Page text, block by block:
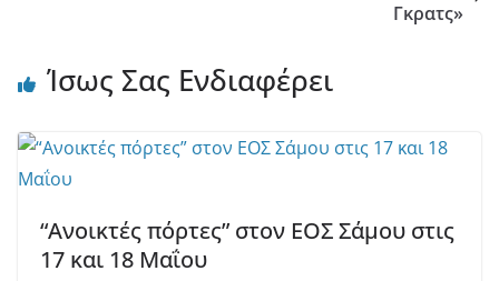
Γκρατς»
Ίσως Σας Ενδιαφέρει
“Ανοικτές πόρτες” στον ΕΟΣ Σάμου στις
17 και 18 Μαΐου